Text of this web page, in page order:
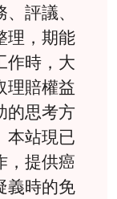
評議、
理，期能
作時，大
理賠權益
的思考方
本站現已
，提供癌
義時的免